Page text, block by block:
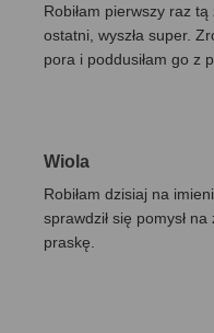
Robiłam pierwszy raz
ostatni, wyszła super.
pora i poddusiłam go z
Wiola
Robiłam dzisiaj na
sprawdził się pomysł
praskę.